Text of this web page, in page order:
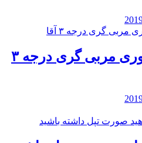
کلاس تئوری مربی گری درجه ۳